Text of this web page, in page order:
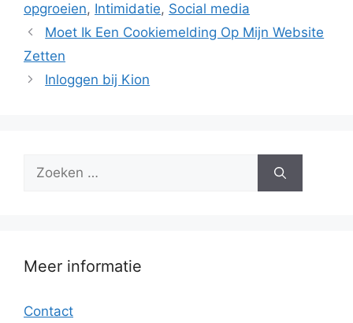
opgroeien, Intimidatie, Social media
Moet Ik Een Cookiemelding Op Mijn Website
Zetten
Inloggen bij Kion
Zoek
Meer informatie
Contact